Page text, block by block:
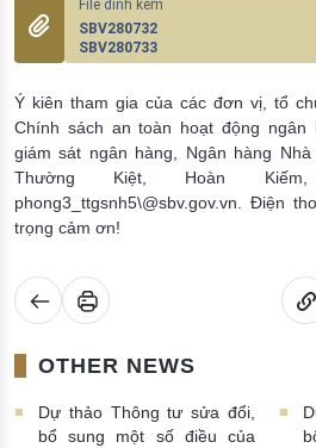
SBV280732
SBV280733
Ý kiên tham gia của các đơn vị, tổ
Chính sách an toàn hoạt động ngân
giám sát ngân hàng, Ngân hàng
Thường Kiệt, Hoàn
phong3_ttgsnh5\@sbv.gov.vn. Điện
trọng cảm ơn!
OTHER NEWS
Dự thảo Thông tư sửa đổi,
bổ sung một số điều của